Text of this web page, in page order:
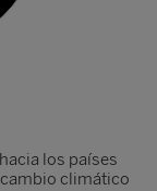
los países
climático